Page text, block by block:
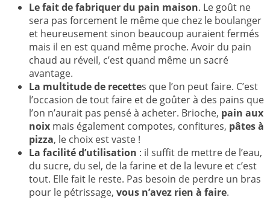
Le fait de fabriquer du pain maison. Le goût ne
sera pas forcement le même que chez le boulanger
et heureusement sinon beaucoup auraient fermés
mais il en est quand même proche. Avoir du pain
chaud au réveil, c’est quand même un sacré
avantage.
La multitude de recettes que l’on peut faire. C’est
l’occasion de tout faire et de goûter à des pains que
l’on n’aurait pas pensé à acheter. Brioche, pain aux
noix mais également compotes, confitures, pâtes à
pizza, le choix est vaste !
La facilité d’utilisation : il suffit de mettre de l’eau,
du sucre, du sel, de la farine et de la levure et c’est
tout. Elle fait le reste. Pas besoin de perdre un bras
pour le pétrissage, vous n’avez rien à faire.